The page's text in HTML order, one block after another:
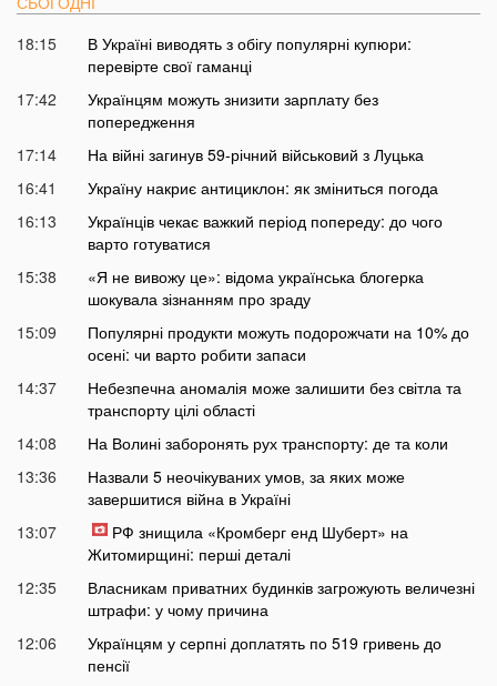
18:15
В Україні виводять з обігу популярні купюри:
перевірте свої гаманці
17:42
Українцям можуть знизити зарплату без
попередження
17:14
На війні загинув 59-річний військовий з Луцька
16:41
Україну накриє антициклон: як зміниться погода
16:13
Українців чекає важкий період попереду: до чого
варто готуватися
15:38
«Я не вивожу це»: відома українська блогерка
шокувала зізнанням про зраду
15:09
Популярні продукти можуть подорожчати на 10% до
осені: чи варто робити запаси
14:37
Небезпечна аномалія може залишити без світла та
транспорту цілі області
14:08
На Волині заборонять рух транспорту: де та коли
13:36
Назвали 5 неочікуваних умов, за яких може
завершитися війна в Україні
13:07
РФ знищила «Кромберг енд Шуберт» на
Житомирщині: перші деталі
12:35
Власникам приватних будинків загрожують величезні
штрафи: у чому причина
12:06
Українцям у серпні доплатять по 519 гривень до
пенсії